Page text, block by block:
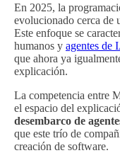
En 2025, la
evolucionado cerca de
Este enfoque se
humanos y agentes de
que ahora ya
explicación.
La competencia entre
el espacio del
desembarco de
que este trío de
creación de software.